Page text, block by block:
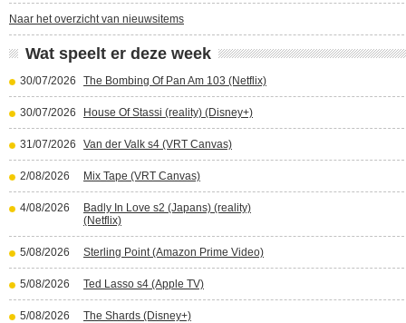
Naar het overzicht van nieuwsitems
Wat speelt er deze week
30/07/2026 The Bombing Of Pan Am 103 (Netflix)
30/07/2026 House Of Stassi (reality) (Disney+)
31/07/2026 Van der Valk s4 (VRT Canvas)
2/08/2026 Mix Tape (VRT Canvas)
4/08/2026
Badly In Love s2 (Japans) (reality)
(Netflix)
5/08/2026 Sterling Point (Amazon Prime Video)
5/08/2026 Ted Lasso s4 (Apple TV)
5/08/2026 The Shards (Disney+)